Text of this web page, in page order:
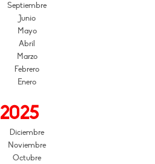
Septiembre
Junio
Mayo
Abril
Marzo
Febrero
Enero
2025
Diciembre
Noviembre
Octubre